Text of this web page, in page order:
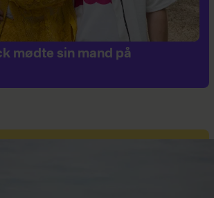
mødte sin mand på